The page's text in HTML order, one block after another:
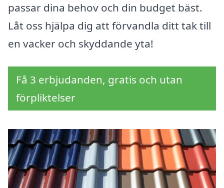
passar dina behov och din budget bäst.
Låt oss hjälpa dig att förvandla ditt tak till
en vacker och skyddande yta!
Få 3 erbjudanden, gratis och utan
förpliktelser